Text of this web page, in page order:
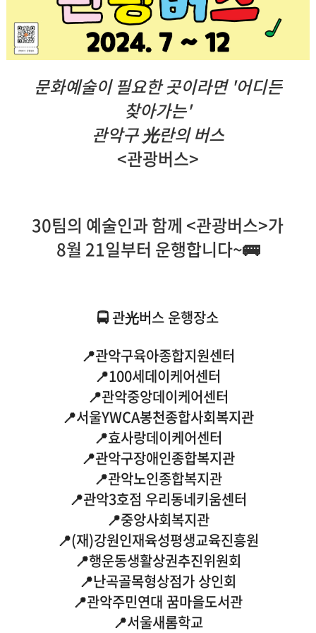
문화예술이 필요한 곳이라면 '어디든
찾아가는'
관악구 光란의 버스
<관광버스>
30팀의 예술인과 함께 <관광버스>가
8월 21일부터 운행합니다~🚌
🚍 관光버스 운행장소
📍관악구육아종합지원센터
📍100세데이케어센터
📍관악중앙데이케어센터
📍서울YWCA봉천종합사회복지관
📍효사랑데이케어센터
📍관악구장애인종합복지관
📍관악노인종합복지관
📍관악3호점 우리동네키움센터
📍중앙사회복지관
📍(재)강원인재육성평생교육진흥원
📍행운동생활상권추진위원회
📍난곡골목형상점가 상인회
📍관악주민연대 꿈마을도서관
📍서울새롬학교